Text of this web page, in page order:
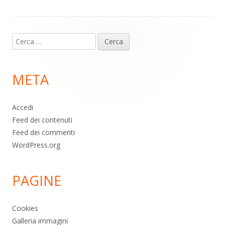
piè
pagina
Ricerca
per:
META
Accedi
Feed dei contenuti
Feed dei commenti
WordPress.org
PAGINE
Cookies
Galleria immagini